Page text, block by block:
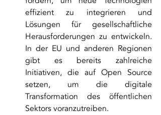
effizient zu integrieren und
Lösungen für gesellschaftliche
Herausforderungen zu entwickeln.
In der EU und anderen Regionen
gibt es bereits zahlreiche
Initiativen, die auf Open Source
setzen, um die digitale
Transformation des öffentlichen
Sektors voranzutreiben.